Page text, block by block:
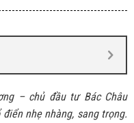
– chủ đầu tư Bác Châu
nhẹ nhàng, sang trọng.